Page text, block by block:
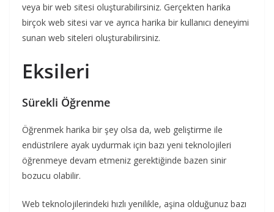
veya bir web sitesi oluşturabilirsiniz. Gerçekten harika
birçok web sitesi var ve ayrıca harika bir kullanıcı deneyimi
sunan web siteleri oluşturabilirsiniz.
Eksileri
Sürekli Öğrenme
Öğrenmek harika bir şey olsa da, web geliştirme ile
endüstrilere ayak uydurmak için bazı yeni teknolojileri
öğrenmeye devam etmeniz gerektiğinde bazen sinir
bozucu olabilir.
Web teknolojilerindeki hızlı yenilikle, aşina olduğunuz bazı